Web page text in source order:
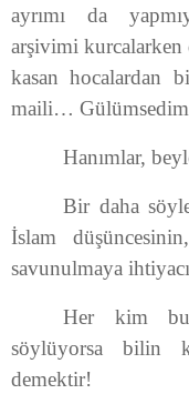
ayrımı da
arşivimi
kasan hocalardan
maili… Gülümsedim
Hanımlar,
Bir daha
İslam
savunulmaya
Her kim bu
söylüyorsa bilin
demektir!